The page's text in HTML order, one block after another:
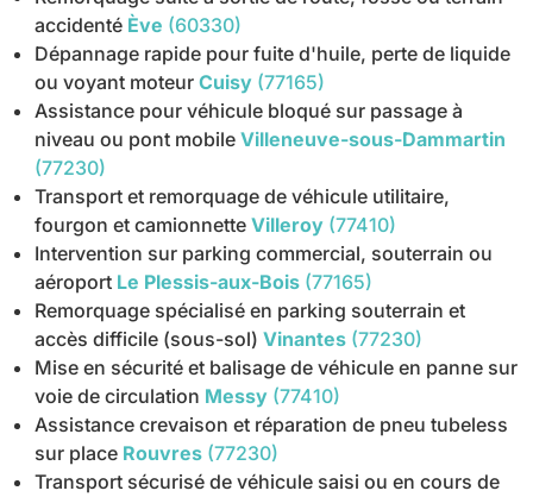
accidenté Ève (60330)
Dépannage rapide pour fuite d'huile, perte de liquide
ou voyant moteur Cuisy (77165)
Assistance pour véhicule bloqué sur passage à
niveau ou pont mobile Villeneuve-sous-Dammartin
(77230)
Transport et remorquage de véhicule utilitaire,
fourgon et camionnette Villeroy (77410)
Intervention sur parking commercial, souterrain ou
aéroport Le Plessis-aux-Bois (77165)
Remorquage spécialisé en parking souterrain et
accès difficile (sous-sol) Vinantes (77230)
Mise en sécurité et balisage de véhicule en panne sur
voie de circulation Messy (77410)
Assistance crevaison et réparation de pneu tubeless
sur place Rouvres (77230)
Transport sécurisé de véhicule saisi ou en cours de